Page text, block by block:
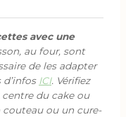
avec une
au four, sont
de les adapter
ICI. Vérifiez
du cake ou
couteau ou un cure-